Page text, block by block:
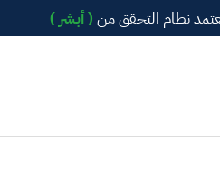
نظام التحقق من ( أبشر )